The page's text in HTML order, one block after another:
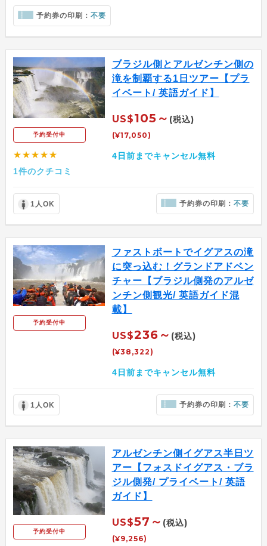
予約券の印刷： 不要
予約受付中
★★★★★
1件のクチコミ
ブラジル側とアルゼンチン側の
滝を制覇する1日ツアー【プラ
イベート/ 英語ガイド】
US$105～ (税込)
(¥17,050)
4日前までキャンセル無料
1人OK 予約券の印刷：不要
予約受付中
ファストボートでイグアスの滝
に突っ込む！グランドアドベン
チャー【ブラジル側発のアルゼ
ンチン側観光/ 英語ガイド混
載】
US$236～ (税込)
(¥38,322)
4日前までキャンセル無料
1人OK 予約券の印刷：不要
予約受付中
アルゼンチン側イグアス半日ツ
アー【フォスドイグアス・ブラ
ジル側発/ プライベート/ 英語
ガイド】
US$57～ (税込)
(¥9,256)